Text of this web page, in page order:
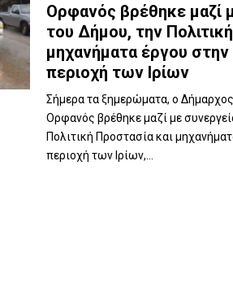
Ορφανός βρέθηκε μαζί
του Δήμου, την
μηχανήματα έργου στην
περιοχή των Ιρίων
Σήμερα τα ξημερώματα, ο
Ορφανός βρέθηκε μαζί με
Πολιτική Προστασία και
περιοχή των Ιρίων,...